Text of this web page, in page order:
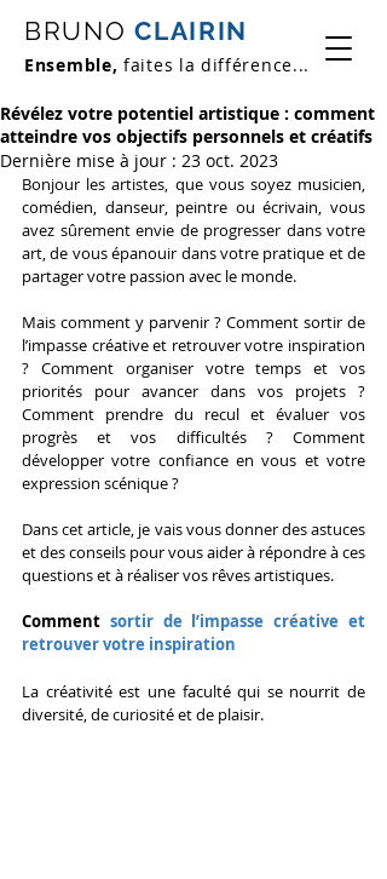
BRUNO CLAIRIN
Ensemble, faites la différence...
Révélez votre potentiel artistique : comment
atteindre vos objectifs personnels et créatifs
Dernière mise à jour : 23 oct. 2023
Bonjour les artistes, que vous soyez musicien,
comédien, danseur, peintre ou écrivain, vous
avez sûrement envie de progresser dans votre
art, de vous épanouir dans votre pratique et de
partager votre passion avec le monde.
Mais comment y parvenir ? Comment sortir de
l’impasse créative et retrouver votre inspiration
? Comment organiser votre temps et vos
priorités pour avancer dans vos projets ?
Comment prendre du recul et évaluer vos
progrès et vos difficultés ? Comment
développer votre confiance en vous et votre
expression scénique ?
Dans cet article, je vais vous donner des astuces
et des conseils pour vous aider à répondre à ces
questions et à réaliser vos rêves artistiques.
Comment sortir de l’impasse créative et
retrouver votre inspiration
La créativité est une faculté qui se nourrit de
diversité, de curiosité et de plaisir.